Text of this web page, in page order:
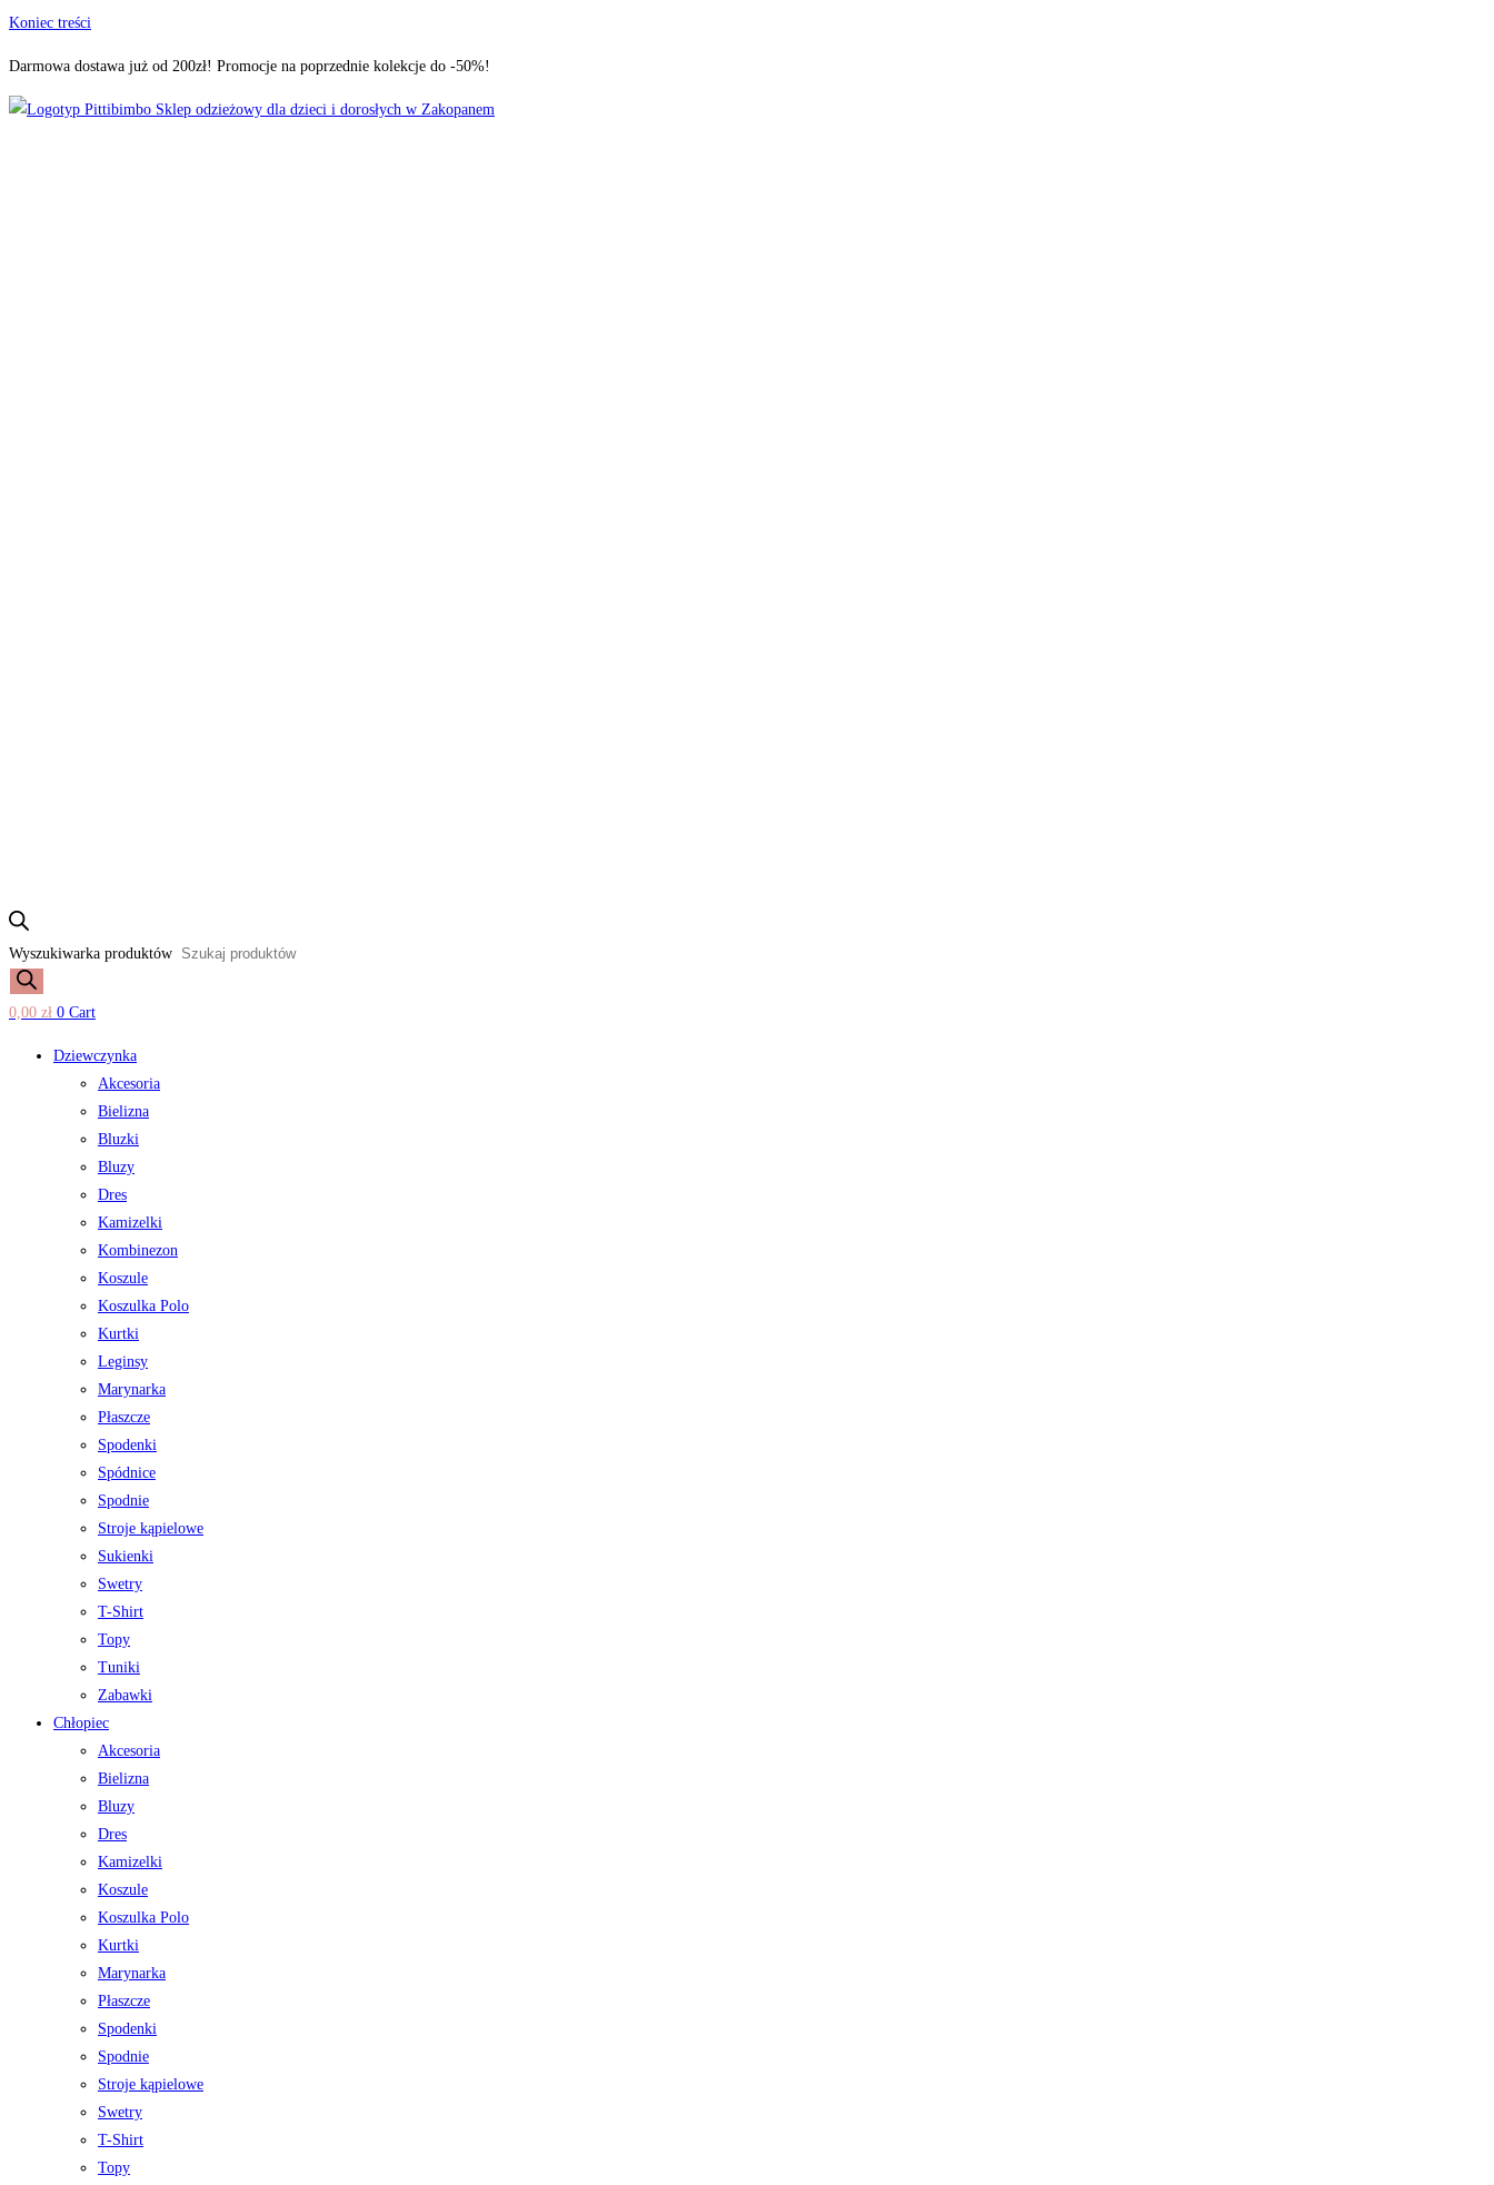
Koniec treści
Darmowa dostawa już od 200zł! Promocje na poprzednie kolekcje do -50%!
Wyszukiwarka produktów
0,00 zł 0 Cart
Dziewczynka
Akcesoria
Bielizna
Bluzki
Bluzy
Dres
Kamizelki
Kombinezon
Koszule
Koszulka Polo
Kurtki
Leginsy
Marynarka
Płaszcze
Spodenki
Spódnice
Spodnie
Stroje kąpielowe
Sukienki
Swetry
T-Shirt
Topy
Tuniki
Zabawki
Chłopiec
Akcesoria
Bielizna
Bluzy
Dres
Kamizelki
Koszule
Koszulka Polo
Kurtki
Marynarka
Płaszcze
Spodenki
Spodnie
Stroje kąpielowe
Swetry
T-Shirt
Topy